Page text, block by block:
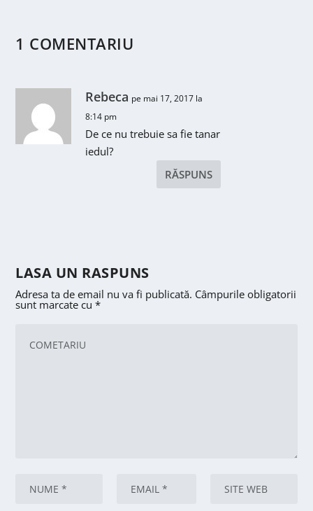
1 COMENTARIU
Rebeca pe mai 17, 2017 la
8:14 pm
De ce nu trebuie sa fie tanar
iedul?
RĂSPUNS
LASA UN RASPUNS
Adresa ta de email nu va fi publicată. Câmpurile obligatorii
sunt marcate cu*